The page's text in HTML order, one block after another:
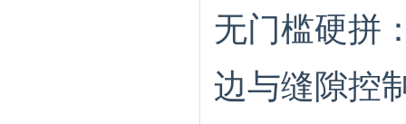
无门槛硬拼
边与缝隙控